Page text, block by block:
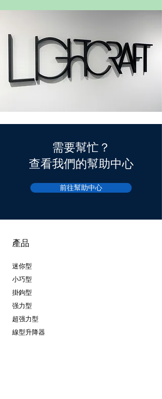
需要幫忙？
查看我們的幫助中心
前往幫助中心
產品
迷你型
小巧型
掛鉤型
强力型
超强力型
線型升降器